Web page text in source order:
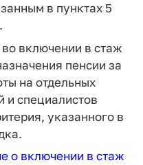
в пунктах 5
включении в стаж
пенсии за
на отдельных
и специалистов
указанного в
о включении в стаж